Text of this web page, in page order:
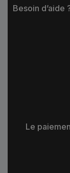
Besoin d’aide
Le